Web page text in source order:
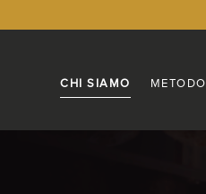
CHI SIAMO METODO